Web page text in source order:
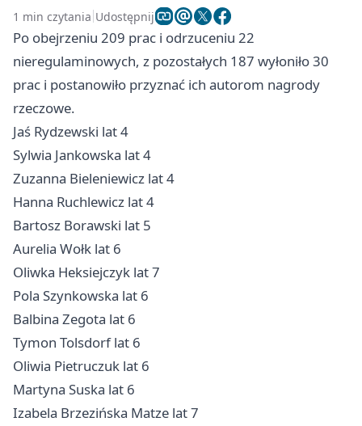
1 min czytania Udostępnij
Po obejrzeniu 209 prac i odrzuceniu 22
nieregulaminowych, z pozostałych 187 wyłoniło 30
prac i postanowiło przyznać ich autorom nagrody
rzeczowe.
Jaś Rydzewski lat 4
Sylwia Jankowska lat 4
Zuzanna Bieleniewicz lat 4
Hanna Ruchlewicz lat 4
Bartosz Borawski lat 5
Aurelia Wołk lat 6
Oliwka Heksiejczyk lat 7
Pola Szynkowska lat 6
Balbina Zegota lat 6
Tymon Tolsdorf lat 6
Oliwia Pietruczuk lat 6
Martyna Suska lat 6
Izabela Brzezińska Matze lat 7